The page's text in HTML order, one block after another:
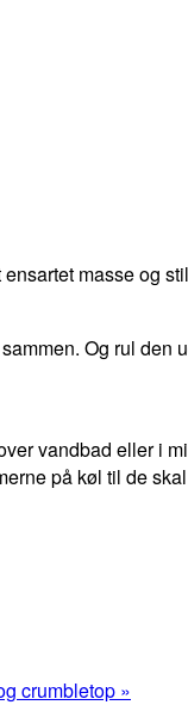
masse og
Og rul
vandbad eller i
på køl til de
crumbletop »